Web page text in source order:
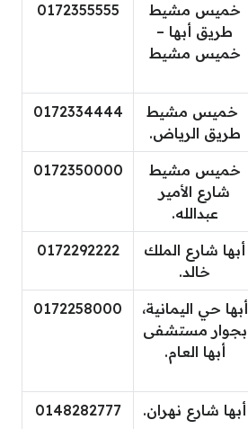
خميس مشيط
طريق أبها –
خميس مشيط
0172355555
خميس مشيط
طريق الرياض.
0172334444
خميس مشيط
شارع الأمير
عبدالله.
0172350000
أبها شارع الملك
خالد.
0172292222
أبها حي اليمانية،
بجوار مستشفى
أبها العام.
0172258000
أبها شارع نهران. 0148282777